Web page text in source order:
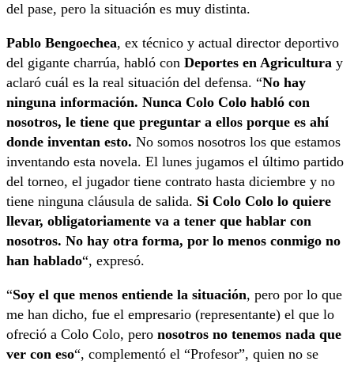
del pase, pero la situación es muy distinta.
Pablo Bengoechea, ex técnico y actual director deportivo
del gigante charrúa, habló con Deportes en Agricultura y
aclaró cuál es la real situación del defensa. “No hay
ninguna información. Nunca Colo Colo habló con
nosotros, le tiene que preguntar a ellos porque es ahí
donde inventan esto. No somos nosotros los que estamos
inventando esta novela. El lunes jugamos el último partido
del torneo, el jugador tiene contrato hasta diciembre y no
tiene ninguna cláusula de salida. Si Colo Colo lo quiere
llevar, obligatoriamente va a tener que hablar con
nosotros. No hay otra forma, por lo menos conmigo no
han hablado“, expresó.
“Soy el que menos entiende la situación, pero por lo que
me han dicho, fue el empresario (representante) el que lo
ofreció a Colo Colo, pero nosotros no tenemos nada que
ver con eso“, complementó el “Profesor”, quien no se